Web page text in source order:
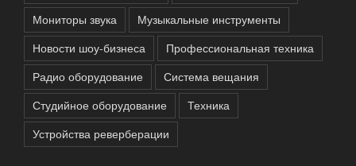
Мониторы звука
Музыкальные инструменты
Новости шоу-бизнеса
Профессиональная техника
Радио оборудование
Система вещания
Студийное оборудование
Техника
Устройства реверберации